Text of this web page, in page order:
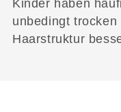
Kinder haben
unbedingt
Haarstruktur